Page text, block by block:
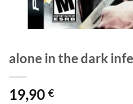
alone in the dark
19,90 €